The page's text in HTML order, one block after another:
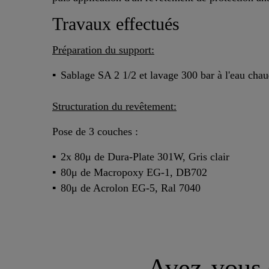
Travaux effectués
Préparation du support:
Sablage SA 2 1/2 et lavage 300 bar à l'eau
Structuration du revêtement:
Pose de 3 couches :
2x 80μ de Dura-Plate 301W, Gris clair
80μ de Macropoxy EG-1, DB702
80μ de Acrolon EG-5, Ral 7040